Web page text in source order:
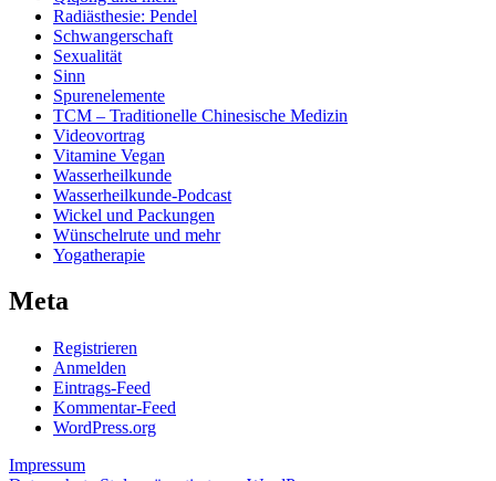
Radiästhesie: Pendel
Schwangerschaft
Sexualität
Sinn
Spurenelemente
TCM – Traditionelle Chinesische Medizin
Videovortrag
Vitamine Vegan
Wasserheilkunde
Wasserheilkunde-Podcast
Wickel und Packungen
Wünschelrute und mehr
Yogatherapie
Meta
Registrieren
Anmelden
Eintrags-Feed
Kommentar-Feed
WordPress.org
Impressum